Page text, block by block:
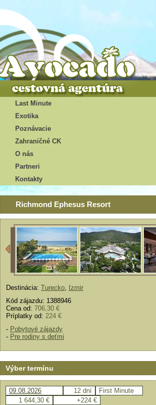
Last Minute
Exotika
Poznávacie
Zahraničné CK
O nás
Partneri
Kontakty
Richmond Ephesus Resort
Destinácia: Turecko, Izmir
Kód zájazdu: 1388946
Cena od: 706,30 €
Príplatky od: 224 €
- Pobytové zájazdy
- Pre rodiny s deťmi
Výber termínu
09.08.2026 12 dní
First Minute
1 644,30 €
+224 €